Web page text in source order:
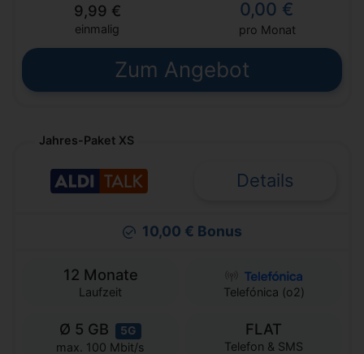
9,99 €
einmalig
0,00 €
pro Monat
Zum Angebot
Jahres-Paket XS
Details
10,00 € Bonus
12 Monate
Laufzeit Telefónica (o2)
Ø 5 GB 5G
max. 100 Mbit/s
FLAT
Telefon & SMS